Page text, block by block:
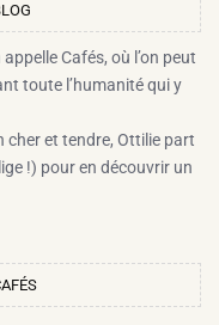
Cafés, où l’on peut
toute l’humanité qui y
cher et tendre, Ottilie part
!) pour en découvrir un